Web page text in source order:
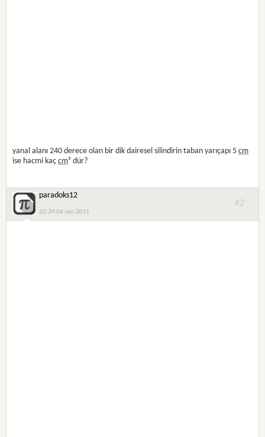
yanal alanı 240 derece olan bir dik dairesel silindirin taban yarıçapı 5cm
ise hacmi kaçcm³ dür?
paradoks12
22:34 06 Jan 2011
#2